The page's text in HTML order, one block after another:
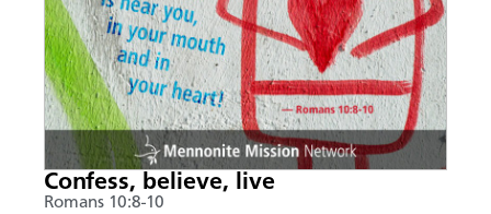
Confess, believe, live
Romans 10:8-10